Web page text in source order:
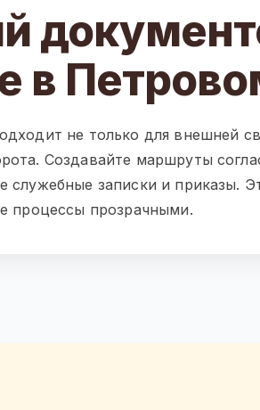
в
не только для внешней
Создавайте маршруты
служебные записки и приказы.
процессы прозрачными.